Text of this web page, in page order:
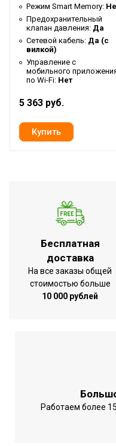
срок
Количество в
упаковке
Вес товара
(нетто)
Область
применения
Страна
Режим Smart Memory:
Предохранительный
клапан давления: Да
Сетевой кабель: Да (с
вилкой)
Управление c
мобильного
по Wi-Fi: Нет
5 363 руб.
Бесплатная
доставка
На все заказы общей
стоимостью больше
10 000 рублей
Работаем более